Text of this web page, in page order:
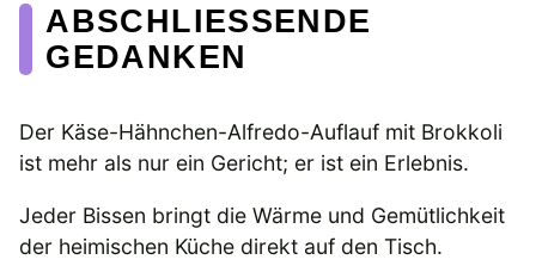
ABSCHLIESSENDE G
EDANKEN
Der Käse-Hähnchen-Alfredo-Auflauf mit Brokkoli
ist mehr als nur ein Gericht; er ist ein Erlebnis.
Jeder Bissen bringt die Wärme und Gemütlichkeit
der heimischen Küche direkt auf den Tisch.